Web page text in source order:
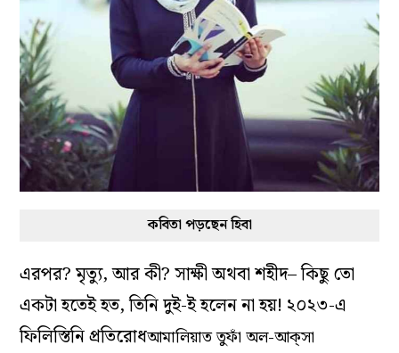
কবিতা পড়ছেন হিবা
এরপর? মৃত্যু, আর কী? সাক্ষী অথবা শহীদ– কিছু তো
একটা হতেই হত, তিনি দুই-ই হলেন না হয়! ২০২৩-এ
ফিলিস্তিনি প্রতিরোধআমালিয়াত তুফাঁ অল-আক্‌সা